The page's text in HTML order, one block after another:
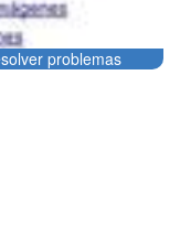
problemas